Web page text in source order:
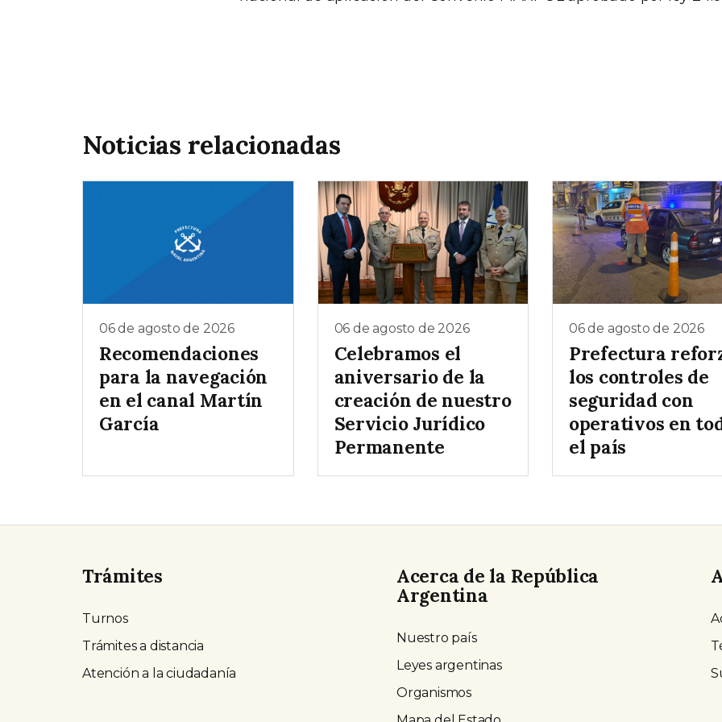
Noticias relacionadas
06 de agosto de 2026
Recomendaciones
para la navegación
en el canal Martín
García
06 de agosto de 2026
Celebramos el
aniversario de la
creación de nuestro
Servicio Jurídico
Permanente
06 de agosto de 2026
Prefectura
los controles de
seguridad con
operativos en
el país
Trámites
Turnos
Trámites a distancia
Atención a la ciudadanía
Acerca de la República
Argentina
Nuestro país
Leyes argentinas
Organismos